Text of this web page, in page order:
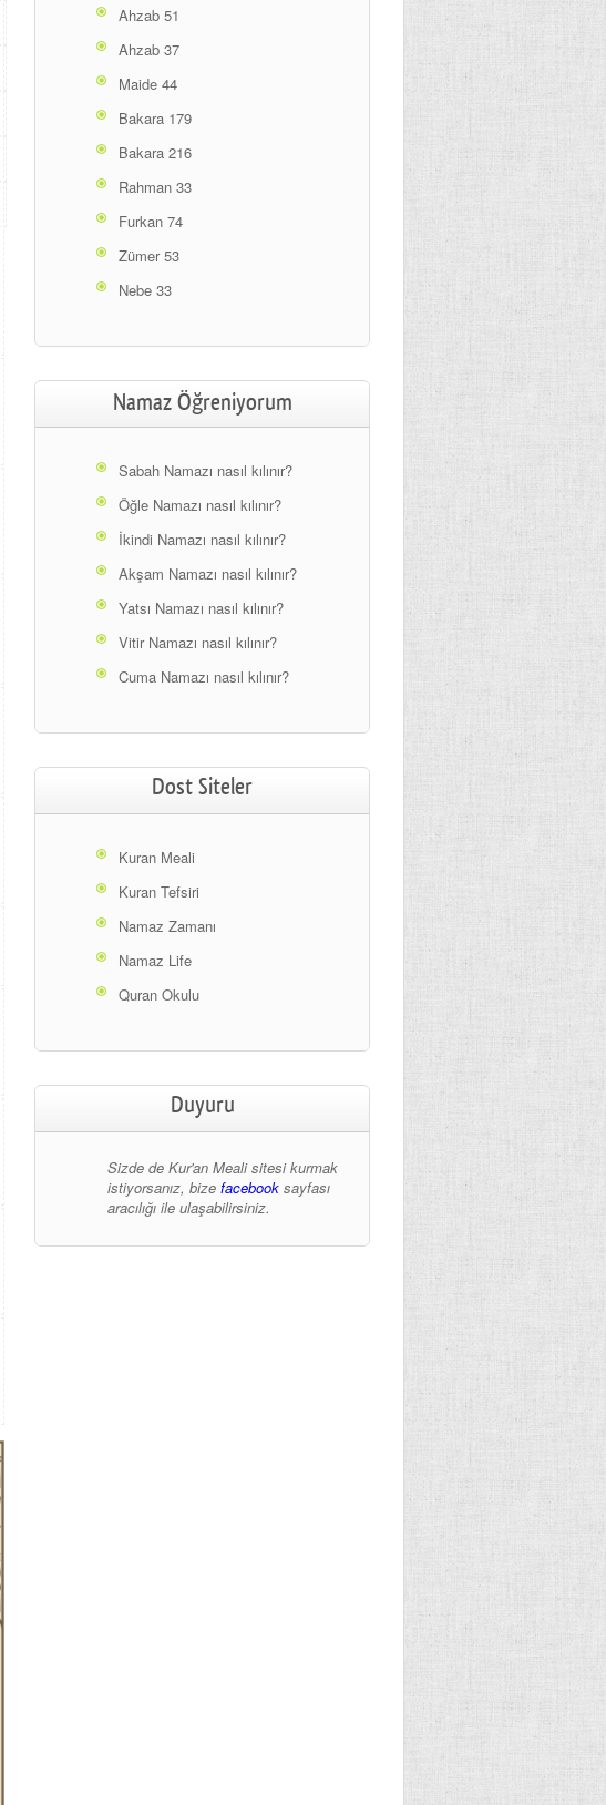
Ahzab 51
Ahzab 37
Maide 44
Bakara 179
Bakara 216
Rahman 33
Furkan 74
Zümer 53
Nebe 33
Namaz Öğreniyorum
Sabah Namazı nasıl kılınır?
Öğle Namazı nasıl kılınır?
İkindi Namazı nasıl kılınır?
Akşam Namazı nasıl kılınır?
Yatsı Namazı nasıl kılınır?
Vitir Namazı nasıl kılınır?
Cuma Namazı nasıl kılınır?
Dost Siteler
Kuran Meali
Kuran Tefsiri
Namaz Zamanı
Namaz Life
Quran Okulu
Duyuru
Sizde de Kur'an Meali sitesi kurmak
istiyorsanız, bizefacebook sayfası
aracılığı ile ulaşabilirsiniz.